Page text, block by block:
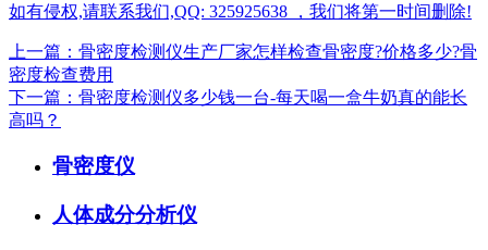
如有侵权,请联系我们,QQ: 325925638 ，我们将第一时间删除!
上一篇：骨密度检测仪生产厂家怎样检查骨密度?价格多少?骨
密度检查费用
下一篇：骨密度检测仪多少钱一台-每天喝一盒牛奶真的能长
高吗？
骨密度仪
人体成分分析仪